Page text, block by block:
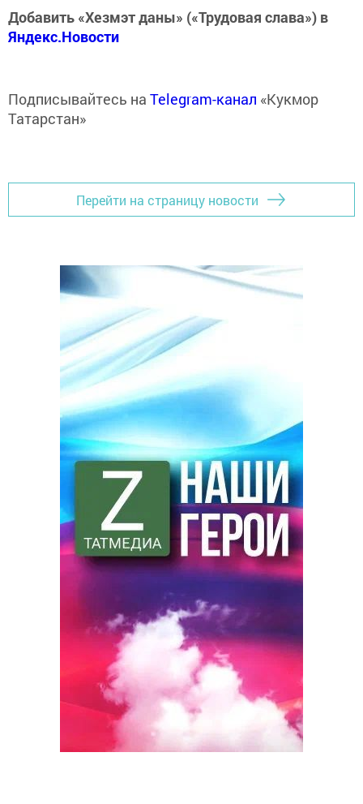
Добавить «Хезмэт даны» («Трудовая слава») в
Яндекс.Новости
Подписывайтесь на Telegram-канал «Кукмор
Татарстан»
Перейти на страницу новости